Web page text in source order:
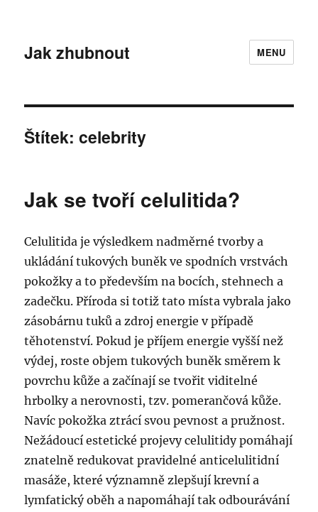
Jak zhubnout MENU
Štítek:celebrity
Jak se tvoří celulitida?
Celulitida je výsledkem nadměrné tvorby a
ukládání tukových buněk ve spodních vrstvách
pokožky a to především na bocích, stehnech a
zadečku. Příroda si totiž tato místa vybrala jako
zásobárnu tuků a zdroj energie v případě
těhotenství. Pokud je příjem energie vyšší než
výdej, roste objem tukových buněk směrem k
povrchu kůže a začínají se tvořit viditelné
hrbolky a nerovnosti, tzv. pomerančová kůže.
Navíc pokožka ztrácí svou pevnost a pružnost.
Nežádoucí estetické projevy celulitidy pomáhají
znatelně redukovat pravidelné anticelulitidní
masáže, které významně zlepšují krevní a
lymfatický oběh a napomáhají tak odbourávání